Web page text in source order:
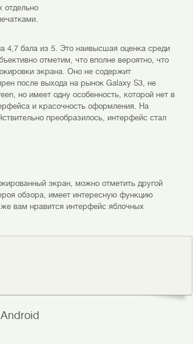
отдельно
4,7 бала из 5. Это наивысшая оценка среди
отметим, что вполне вероятно, что
экрана. Оно не содержит
после выхода на рынок Galaxy S3, не
но имеет одну особенность, которой нет в
и красочность оформления. На
преобразилось, интерфейс стал
экран, можно отметить другой
обзора, имеет интересную функцию
вам нравится интерфейс яблочных